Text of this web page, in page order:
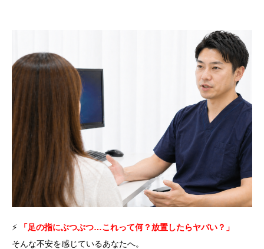
⚡
「足の指にぶつぶつ…これって何？放置したらヤバい？」
そんな不安を感じているあなたへ。
言語
한국어 English